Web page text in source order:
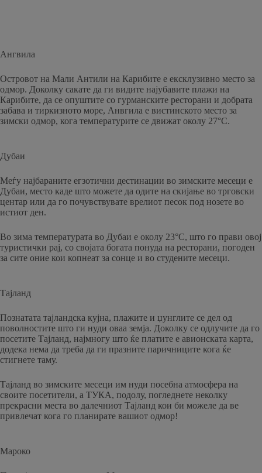
Ангвила
Островот на Мали Антили на Карибите е ексклузивно место за
одмор. Доколку сакате да ги видите најубавите плажи на
Карибите, да се опуштите со гурманските ресторани и добрата
забава и тиркизното море, Анвгила е вистинското место за
зимски одмор, кога температурите се движат околу 27°C.
Дубаи
Меѓу најбараните егзотични дестинации во зимските месеци е
Дубаи, место каде што можете да одите на скијање во трговски
центар или да го почувствувате врелиот песок под нозете во
истиот ден.
Во зима температурата во Дубаи е околу 23°C, што го прави овој
туристички рај, со својата богата понуда на ресторани, погоден
за сите оние кои копнеат за сонце и во студените месеци.
Тајланд
Познатата тајландска кујна, плажите и џунглите се дел од
поволностите што ги нуди оваа земја. Доколку се одлучите да го
посетите Тајланд, најмногу што ќе платите е авионската карта,
додека нема да треба да ги празните паричниците кога ќе
стигнете таму.
Тајланд во зимските месеци им нуди посебна атмосфера на
своите посетители, а ТУКА, подолу, погледнете неколку
прекрасни места во далечниот Тајланд кои би можеле да ве
привлечат кога го планирате вашиот одмор!
Мароко